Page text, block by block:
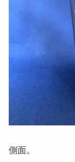
側面。